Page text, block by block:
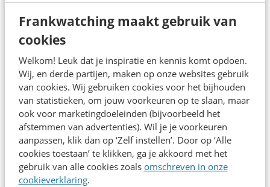
Frankwatching maakt gebruik van
cookies
Welkom! Leuk dat je inspiratie en kennis komt opdoen.
Wij, en derde partijen, maken op onze websites gebruik
van cookies. Wij gebruiken cookies voor het bijhouden
van statistieken, om jouw voorkeuren op te slaan, maar
ook voor marketingdoeleinden (bijvoorbeeld het
afstemmen van advertenties). Wil je je voorkeuren
aanpassen, klik dan op ‘Zelf instellen’. Door op ‘Alle
cookies toestaan’ te klikken, ga je akkoord met het
gebruik van alle cookies zoals omschreven in onze
cookieverklaring.
Over de spreker
Harm heeft 25 jaar ervaring in media en
als hoofdredacteur van CJP. Sinds 2022 focust hij als
zelfstandige bij zijn klanten op creativiteit en de
structurele impact van AI op communicatie en
marketing.
Direct inschrijven